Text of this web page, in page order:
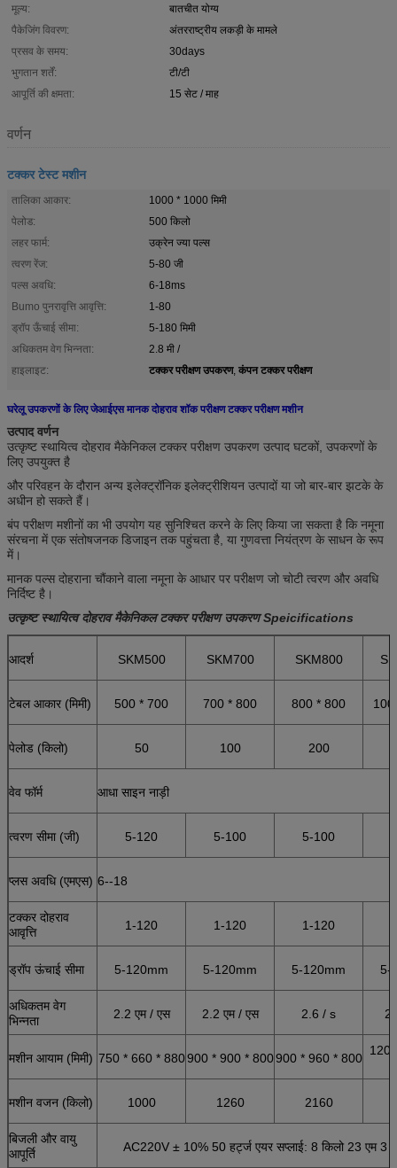
मूल्य:
बातचीत योग्य
पैकेजिंग विवरण:
अंतरराष्ट्रीय लकड़ी के मामले
प्रसव के समय:
30days
भुगतान शर्तें:
टी/टी
आपूर्ति की क्षमता:
15 सेट / माह
वर्णन
टक्कर टेस्ट मशीन
तालिका आकार:
1000 * 1000 मिमी
पेलोड:
500 किलो
लहर फार्म:
उक्रेन ज्या पल्स
त्वरण रेंज:
5-80 जी
पल्स अवधि:
6-18ms
Bumo पुनरावृत्ति आवृत्ति:
1-80
ड्रॉप ऊँचाई सीमा:
5-180 मिमी
अधिकतम वेग भिन्नता:
2.8 मी /
हाइलाइट:
टक्कर परीक्षण उपकरण, कंपन टक्कर परीक्षण
घरेलू उपकरणों के लिए जेआईएस मानक दोहराव शॉक परीक्षण टक्कर परीक्षण मशीन
उत्पाद वर्णन
उत्कृष्ट स्थायित्व दोहराव मैकेनिकल टक्कर परीक्षण उपकरण उत्पाद घटकों, उपकरणों के
लिए उपयुक्त है
और परिवहन के दौरान अन्य इलेक्ट्रॉनिक इलेक्ट्रीशियन उत्पादों या जो बार-बार झटके के
अधीन हो सकते हैं।
बंप परीक्षण मशीनों का भी उपयोग यह सुनिश्चित करने के लिए किया जा सकता है कि नमूना
संरचना में एक संतोषजनक डिजाइन तक पहुंचता है, या गुणवत्ता नियंत्रण के साधन के रूप
में।
मानक पल्स दोहराना चौंकाने वाला नमूना के आधार पर परीक्षण जो चोटी त्वरण और अवधि
निर्दिष्ट है।
उत्कृष्ट स्थायित्व दोहराव मैकेनिकल टक्कर परीक्षण उपकरण Speicifications
आदर्श SKM500 SKM700 SKM800
टेबल आकार (मिमी) 500 * 700 700 * 800 800 * 800
पेलोड (किलो) 50 100 200
वेव फॉर्म आधा साइन नाड़ी
त्वरण सीमा (जी) 5-120 5-100 5-100
प्लस अवधि (एमएस) 6--18
टक्कर दोहराव
आवृत्ति
1-120 1-120 1-120
ड्रॉप ऊंचाई सीमा 5-120mm 5-120mm 5-120mm 5-
अधिकतम वेग
भिन्नता
2.2 एम / एस 2.2 एम / एस 2.6 / s
मशीन आयाम (मिमी) 750 * 660 * 880900 * 900 * 800900 * 960 * 800
मशीन वजन (किलो) 1000 1260 2160
बिजली और वायु
आपूर्ति
AC220V ± 10% 50 हर्ट्ज एयर सप्लाई: 8 किलो 23 एम 3